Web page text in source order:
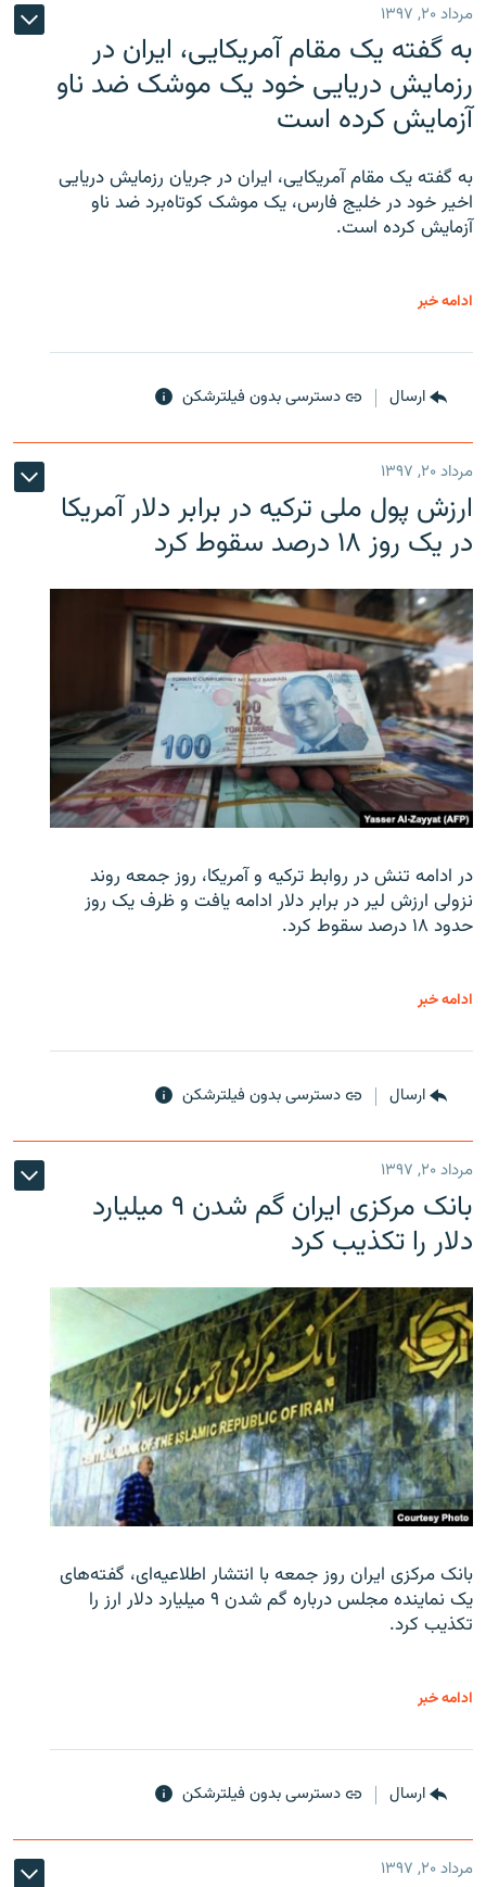
مرداد ۲۰, ۱۳۹۷
به گفته یک مقام آمریکایی، ایران در
رزمایش دریایی خود یک موشک ضد ناو
آزمایش کرده است
به گفته یک مقام آمریکایی، ایران در جریان رزمایش دریایی
اخیر خود در خلیج فارس، یک موشک کوتاه‌برد ضد ناو
آزمایش کرده است.
ادامه خبر
ارسال دسترسی بدون فیلترشکن
مرداد ۲۰, ۱۳۹۷
ارزش پول ملی ترکیه در برابر دلار آمریکا
در یک روز ۱۸ درصد سقوط کرد
در ادامه تنش در روابط ترکیه و آمریکا، روز جمعه روند
نزولی ارزش لیر در برابر دلار ادامه یافت و ظرف یک روز
حدود ۱۸ درصد سقوط کرد.
ادامه خبر
ارسال دسترسی بدون فیلترشکن
مرداد ۲۰, ۱۳۹۷
بانک مرکزی ایران گم شدن ۹ میلیارد
دلار را تکذیب کرد
بانک مرکزی ایران روز جمعه با انتشار اطلاعیه‌ای، گفته‌های
یک نماینده مجلس درباره گم شدن ۹ میلیارد دلار ارز را
تکذیب کرد.
ادامه خبر
ارسال دسترسی بدون فیلترشکن
مرداد ۲۰, ۱۳۹۷